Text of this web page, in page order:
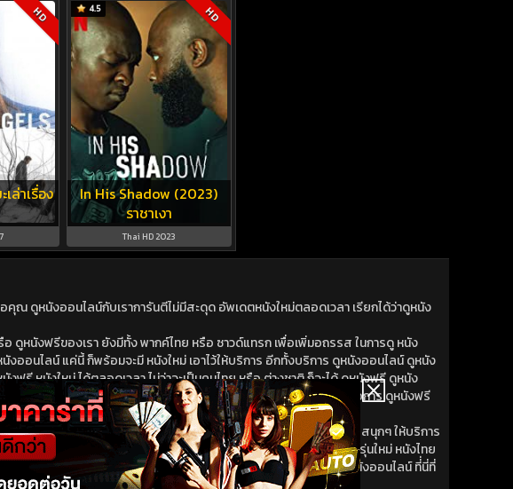
ล่าเรื่อง
HD
In His Shadow (2023)
ราชาเงา
4.5 HD
Thai HD 2023
ณ ดูหนังออนไลน์กับเราการันตีไม่มีสะดุด อัพเดตหนังใหม่ตลอดเวลา เรียกได้ว่าดูหนัง
ดูหนังฟรีของเรา ยังมีทั้ง พากค์ไทย หรือ ซาวด์แทรก เพื่อเพิ่มอถรรส ในการดู หนัง
ออนไลน์ แค่นี้ ก็พร้อมจะมี หนังใหม่ เอาไว้ให้บริการ อีกทั้งบริการ ดูหนังออนไลน์ ดูหนัง
หนังใหม่ ได้ตลอดเวลา ไม่ว่าจะเป็นคนไทย หรือ ต่างชาติ ก็จะได้ ดูหนังฟรี ดูหนัง
าใหม่ชนโรง หรือ หนังใหม่ เพิ่งออก หนังออนไลน์ เราก็พร้อมจะน้าเสนอการ ดูหนังฟรี
ด้ 24 ชั่วโมง อัพเดทรวดเร็ว ทั้งหนังเก่า หนังใหม่ พร้อม หนังออนไลน์ สนุกๆ ให้บริการ
ที่นี่มี หนังออนไลน์ พร้อมให้ดู และ หนังใหม่ ที่ดู หนังออนไลน์ สำหรับคนรุ่นใหม่ หนังไทย
หนังออนไลน์ ที่ดีที่สุดของไทย หนังออนไลน์ ที่ไม่แพ้เวปไหนๆ มาที่นี่ ดูหนังออนไลน์ ที่่นี่ที่